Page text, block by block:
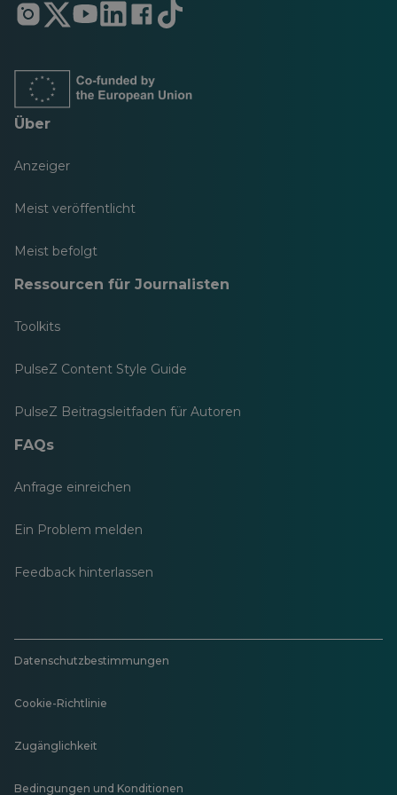
Öffnet
in
Registerkarte
Öffnet
in
Registerkarte
Öffnet
in
Registerkarte
Öffnet
in
Registerkarte
Öffnet
in
Registerkarte
Öffnet
in
Über
Anzeiger
Meist veröffentlicht
Meist befolgt
Ressourcen für Journalisten
Toolkits
PulseZ Content Style Guide
PulseZ Beitragsleitfaden für Autoren
FAQs
Anfrage einreichen
Ein Problem melden
Feedback hinterlassen
Datenschutzbestimmungen
Cookie-Richtlinie
Zugänglichkeit
Bedingungen und Konditionen